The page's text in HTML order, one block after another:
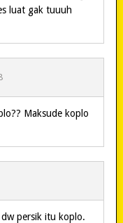
luat gak tuuuh
Maksude koplo
persik itu koplo.